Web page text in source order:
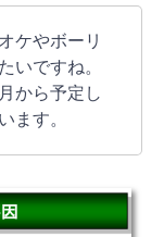
ケやボーリ
いですね。
から予定し
ます。